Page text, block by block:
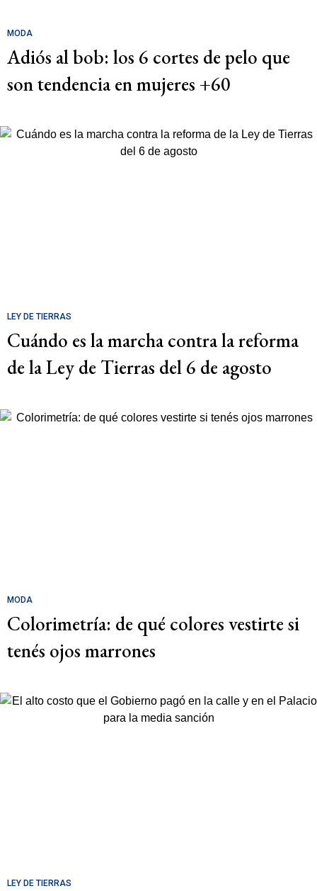
MODA
Adiós al bob: los 6 cortes de pelo que
son tendencia en mujeres +60
LEY DE TIERRAS
Cuándo es la marcha contra la reforma
de la Ley de Tierras del 6 de agosto
MODA
Colorimetría: de qué colores vestirte si
tenés ojos marrones
LEY DE TIERRAS